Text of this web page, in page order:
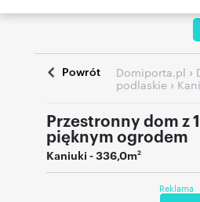
Powrót Domiporta.pl ›
podlaskie ›
Przestronny dom z
pięknym ogrodem
Kaniuki - 336,0m2
Reklama